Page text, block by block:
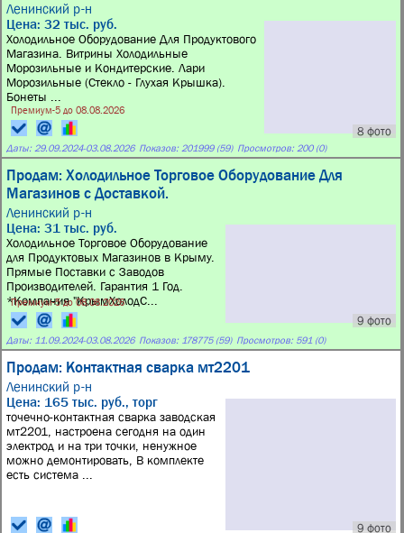
Ленинский р-н
8 фото
Цена: 32 тыс. руб.
Холодильное Оборудование Для Продуктового
Магазина. Витрины Холодильные
Морозильные и Кондитерские. Лари
Морозильные (Стекло - Глухая Крышка).
Бонеты ...
Премиум-5 до 08.08.2026
Даты: 29.09.2024-03.08.2026 Показов: 201999 (59) Просмотров: 200 (0)
Продам: Холодильное Торговое Оборудование Для
Магазинов с Доставкой.
Ленинский р-н
9 фото
Цена: 31 тыс. руб.
Холодильное Торговое Оборудование
для Продуктовых Магазинов в Крыму.
Прямые Поставки с Заводов
Производителей. Гарантия 1 Год.
*Компания "КрымХолодС...
Премиум-5 до 08.08.2026
Даты: 11.09.2024-03.08.2026 Показов: 178775 (59) Просмотров: 591 (0)
Продам: Контактная сварка мт2201
Ленинский р-н
9 фото
Цена: 165 тыс. руб., торг
точечно-контактная сварка заводская
мт2201, настроена сегодня на один
электрод и на три точки, ненужное
можно демонтировать, В комплекте
есть система ...